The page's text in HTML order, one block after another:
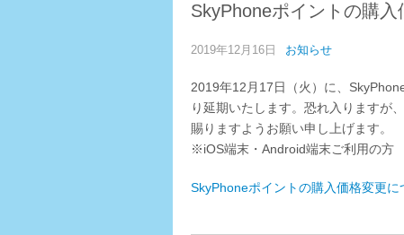
SkyPhoneポイントの購
2019年12月16日 お知らせ
2019年12月17日（火）に、
り延期いたします。恐れ入りますが
賜りますようお願い申し上げます。
※iOS端末・Android端末ご利用の方
SkyPhoneポイントの購入価格変更に